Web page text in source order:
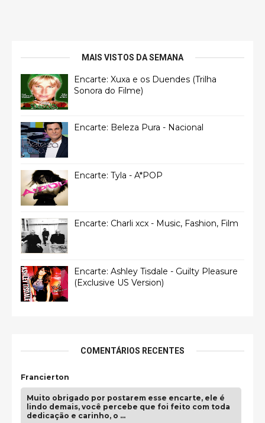
MAIS VISTOS DA SEMANA
Encarte: Xuxa e os Duendes (Trilha
Sonora do Filme)
Encarte: Beleza Pura - Nacional
Encarte: Tyla - A*POP
Encarte: Charli xcx - Music, Fashion, Film
Encarte: Ashley Tisdale - Guilty Pleasure
(Exclusive US Version)
COMENTÁRIOS RECENTES
Francierton
Muito obrigado por postarem esse encarte, ele é
lindo demais, você percebe que foi feito com toda
dedicação e carinho, o …